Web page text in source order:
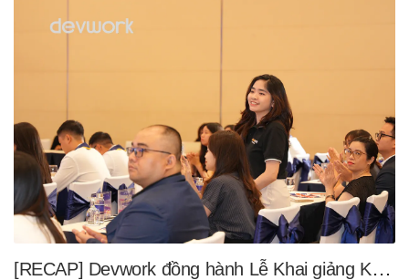
[RECAP] Devwork đồng hành Lễ Khai giảng K14